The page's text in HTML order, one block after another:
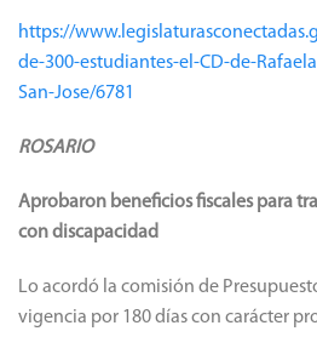
https://
de-300-estudiantes-el-CD-de-
San-Jose/6781
ROSARIO
Aprobaron beneficios fiscales para
con discapacidad
Lo acordó la comisión de
vigencia por 180 días con carácter